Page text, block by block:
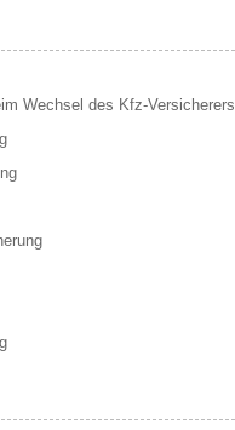
Wechsel des Kfz-Versicherers